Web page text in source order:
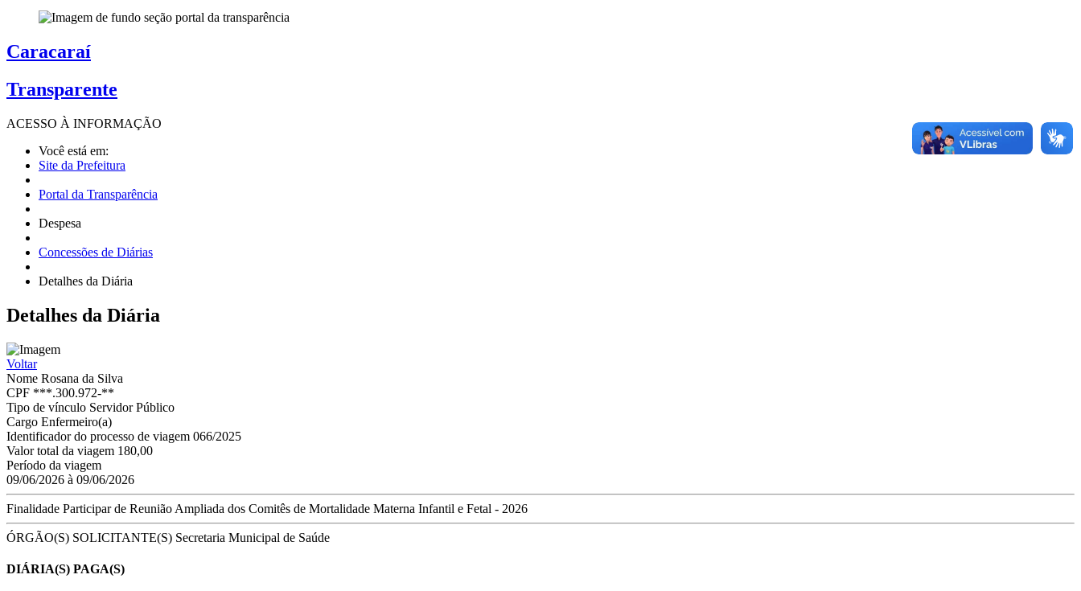
Caracaraí
Transparente
ACESSO À INFORMAÇÃO
Você está em:
Site da Prefeitura
Portal da Transparência
Despesa
Concessões de Diárias
Detalhes da Diária
Detalhes da Diária
Voltar
Nome Rosana da Silva
CPF ***.300.972-**
Tipo de vínculo Servidor Público
Cargo Enfermeiro(a)
Identificador do processo de viagem 066/2025
Valor total da viagem 180,00
Período da viagem
09/06/2026 à 09/06/2026
Finalidade Participar de Reunião Ampliada dos Comitês de Mortalidade Materna Infantil e Fetal - 2026
ÓRGÃO(S) SOLICITANTE(S) Secretaria Municipal de Saúde
DIÁRIA(S) PAGA(S)